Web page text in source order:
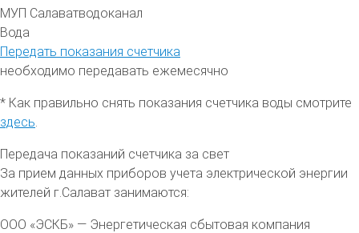
МУП Салаватводоканал
Вода
Передать показания счетчика
необходимо передавать ежемесячно
* Как правильно снять показания счетчика воды смотрите
здесь
Передача показаний счетчика за свет
За прием данных приборов учета электрической энергии
жителей г.Салават занимаются:
ООО «ЭСКБ» — Энергетическая сбытовая компания